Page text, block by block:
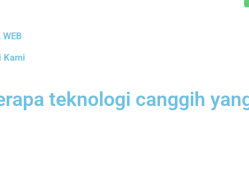
WEB
Kami
teknologi canggih